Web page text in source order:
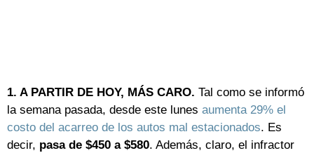
1. A PARTIR DE HOY, MÁS CARO. Tal como se informó
la semana pasada, desde este lunes aumenta 29% el
costo del acarreo de los autos mal estacionados. Es
decir, pasa de $450 a $580. Además, claro, el infractor